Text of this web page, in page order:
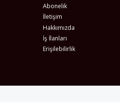
Abonelik
İletişim
Hakkımızda
İş İlanları
Erişilebilirlik